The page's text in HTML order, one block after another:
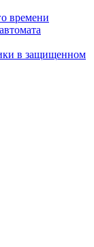
времени
в защищенном